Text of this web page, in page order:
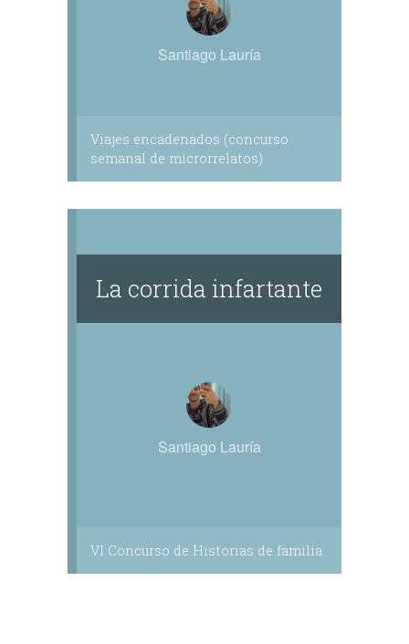
Santiago Lauría
Viajes encadenados (concurso
semanal de microrrelatos)
La corrida infartante
Santiago Lauría
VI Concurso de Historias de familia